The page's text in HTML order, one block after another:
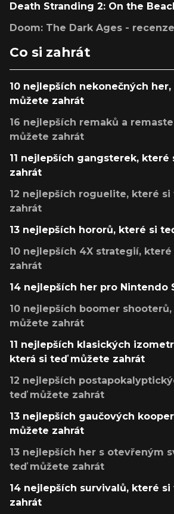
Death Stranding 2: On the
Doom: The Dark Ages - recenze
Co si zahrát
10 nejlepších nekonečných
můžete zahrát
16 nejlepších remaků a
můžete zahrát
11 nejlepších gangsterek, které
zahrát
12 nejlepších roguelite, které
zahrát
13 nejlepších hororů, které si
10 nejlepších 4X strategií,
zahrát
14 nejlepších her pro Nintendo
10 nejlepších boomer
můžete zahrát
11 nejlepších klasických
která si teď můžete zahrát
12 nejlepších
teď můžete zahrát
13 nejlepších gaučových
můžete zahrát
13 nejlepších her s otevřeným
teď můžete zahrát
14 nejlepších survivalů, které
zahrát